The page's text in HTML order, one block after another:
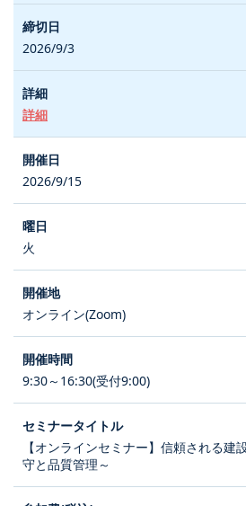
2026/9/3
詳細
2026/9/15
火
オンライン(Zoom)
9:30～16:30(受付9:00)
【オンラインセミナー】信頼される建
守と品質管理～